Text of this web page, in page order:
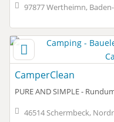
97877 Wertheimn,
CamperClean
PURE AND SIMPLE -
46514 Schermbeck,